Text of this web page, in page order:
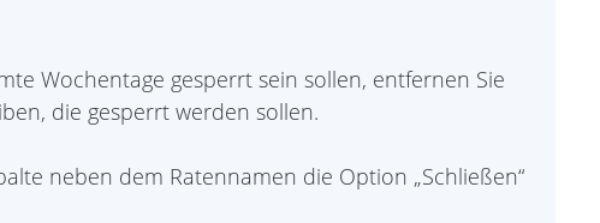
Wochentage gesperrt sein sollen, entfernen Sie
die gesperrt werden sollen.
neben dem Ratennamen die Option „Schließen“